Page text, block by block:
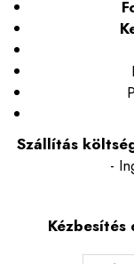
Szállítás
-
Kézbesítés